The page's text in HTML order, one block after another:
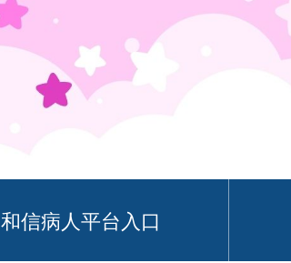
和信病人平台入口